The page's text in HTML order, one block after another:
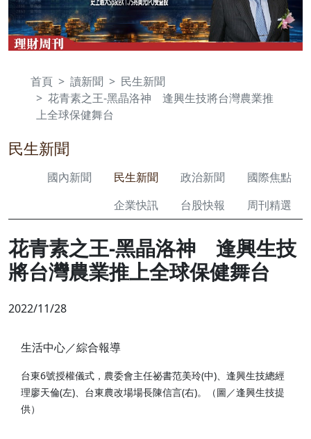
首頁 讀新聞
民生新聞
花青素之王-黑晶洛神 逢興生技將台灣農業推
上全球保健舞台
民生新聞
國內新聞 民生新聞 政治新聞
國際焦點
企業快訊
台股快報 周刊精選
花青素之王-黑晶洛神 逢興生技
將台灣農業推上全球保健舞台
2022/11/28
生活中心／綜合報導
台東6號授權儀式，農委會主任祕書范美玲(中)、逢興生技總經
理廖天倫(左)、台東農改場場長陳信言(右)。（圖／逢興生技提
供）